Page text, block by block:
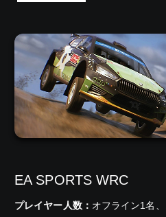
EA SPORTS WRC
プレイヤー人数： オフライン1名